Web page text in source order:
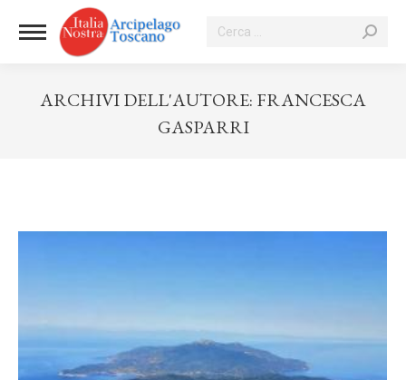
Cerca:
ARCHIVI DELL'AUTORE: FRANCESCA
GASPARRI